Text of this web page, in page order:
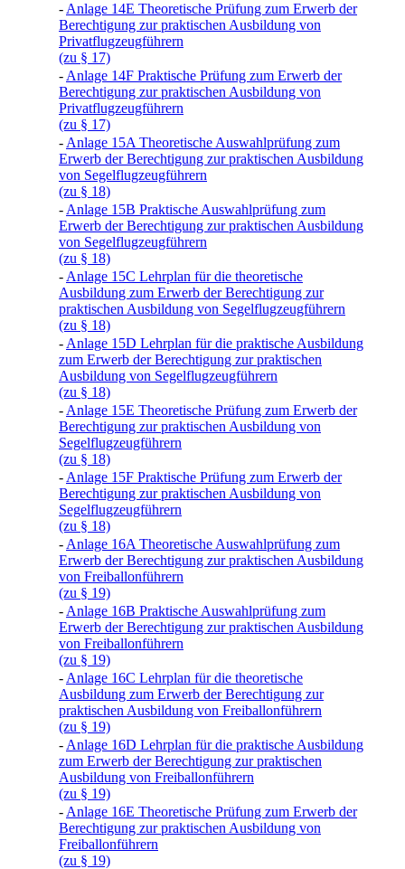
- Anlage 14E Theoretische Prüfung zum Erwerb der
Berechtigung zur praktischen Ausbildung von
Privatflugzeugführern
(zu § 17)
- Anlage 14F Praktische Prüfung zum Erwerb der
Berechtigung zur praktischen Ausbildung von
Privatflugzeugführern
(zu § 17)
- Anlage 15A Theoretische Auswahlprüfung zum
Erwerb der Berechtigung zur praktischen Ausbildung
von Segelflugzeugführern
(zu § 18)
- Anlage 15B Praktische Auswahlprüfung zum
Erwerb der Berechtigung zur praktischen Ausbildung
von Segelflugzeugführern
(zu § 18)
- Anlage 15C Lehrplan für die theoretische
Ausbildung zum Erwerb der Berechtigung zur
praktischen Ausbildung von Segelflugzeugführern
(zu § 18)
- Anlage 15D Lehrplan für die praktische Ausbildung
zum Erwerb der Berechtigung zur praktischen
Ausbildung von Segelflugzeugführern
(zu § 18)
- Anlage 15E Theoretische Prüfung zum Erwerb der
Berechtigung zur praktischen Ausbildung von
Segelflugzeugführern
(zu § 18)
- Anlage 15F Praktische Prüfung zum Erwerb der
Berechtigung zur praktischen Ausbildung von
Segelflugzeugführern
(zu § 18)
- Anlage 16A Theoretische Auswahlprüfung zum
Erwerb der Berechtigung zur praktischen Ausbildung
von Freiballonführern
(zu § 19)
- Anlage 16B Praktische Auswahlprüfung zum
Erwerb der Berechtigung zur praktischen Ausbildung
von Freiballonführern
(zu § 19)
- Anlage 16C Lehrplan für die theoretische
Ausbildung zum Erwerb der Berechtigung zur
praktischen Ausbildung von Freiballonführern
(zu § 19)
- Anlage 16D Lehrplan für die praktische Ausbildung
zum Erwerb der Berechtigung zur praktischen
Ausbildung von Freiballonführern
(zu § 19)
- Anlage 16E Theoretische Prüfung zum Erwerb der
Berechtigung zur praktischen Ausbildung von
Freiballonführern
(zu § 19)